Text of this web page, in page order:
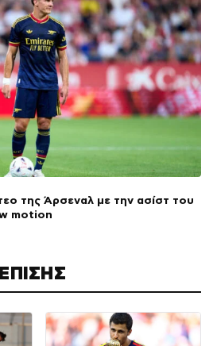
της Άρσεναλ με την ασίστ του
motion